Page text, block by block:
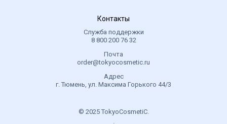
Контакты
Служба поддержки
8 800 200 76 32
Почта
order@tokyocosmetic.ru
Адрес
г. Тюмень, ул. Максима Горького 44/3
© 2025 TokyoCosmetiC.
.